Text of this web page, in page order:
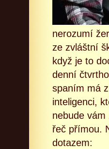
nerozumí
ze zvláštní
když je to
denní
spaním má
inteligenci,
nebude
řeč přímou.
dotazem: